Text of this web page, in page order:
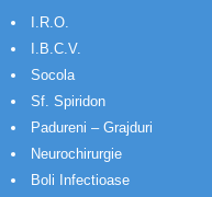
I.R.O.
I.B.C.V.
Socola
Sf. Spiridon
Padureni – Grajduri
Neurochirurgie
Boli Infectioase